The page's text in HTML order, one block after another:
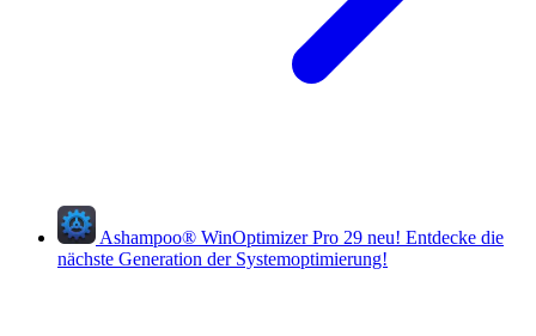
Ashampoo® WinOptimizer Pro 29 neu! Entdecke die
nächste Generation der Systemoptimierung!